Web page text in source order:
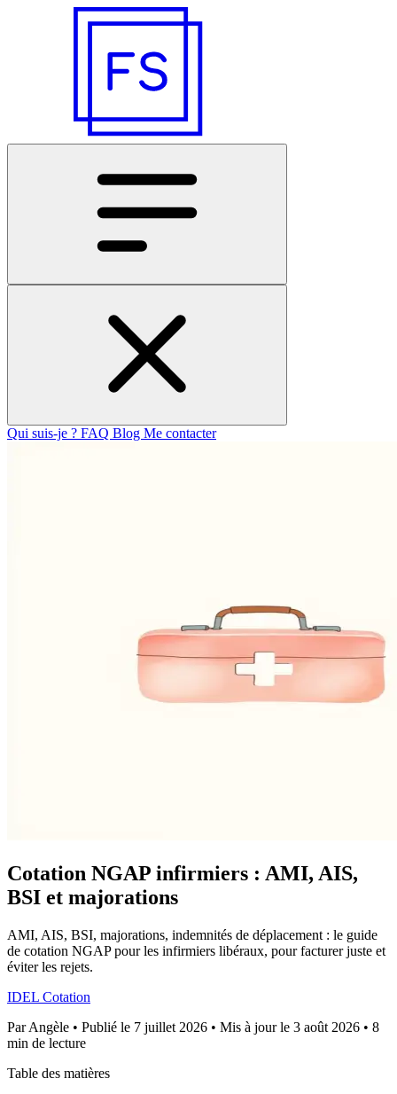
Qui suis-je ? FAQ Blog Me contacter
Cotation NGAP infirmiers : AMI, AIS,
BSI et majorations
AMI, AIS, BSI, majorations, indemnités de déplacement : le guide
de cotation NGAP pour les infirmiers libéraux, pour facturer juste et
éviter les rejets.
IDEL Cotation
ParAngèle • Publié le 7 juillet 2026 • Mis à jour le 3 août 2026 • 8
min de lecture
Table des matières